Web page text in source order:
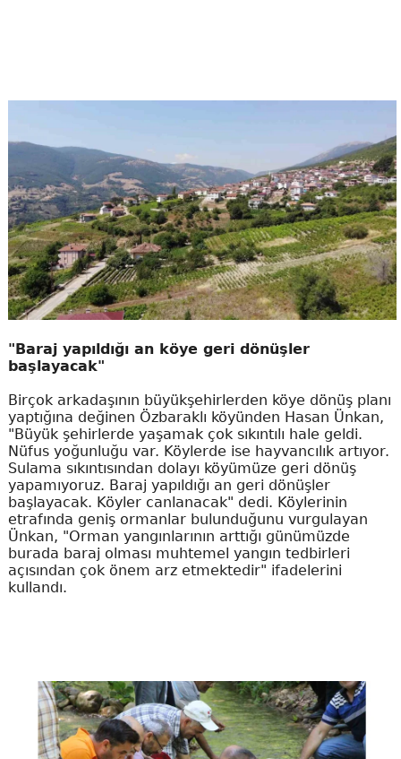
"Baraj yapıldığı an köye geri dönüşler
başlayacak"
Birçok arkadaşının büyükşehirlerden köye dönüş planı
yaptığına değinen Özbaraklı köyünden Hasan Ünkan,
"Büyük şehirlerde yaşamak çok sıkıntılı hale geldi.
Nüfus yoğunluğu var. Köylerde ise hayvancılık artıyor.
Sulama sıkıntısından dolayı köyümüze geri dönüş
yapamıyoruz. Baraj yapıldığı an geri dönüşler
başlayacak. Köyler canlanacak" dedi. Köylerinin
etrafında geniş ormanlar bulunduğunu vurgulayan
Ünkan, "Orman yangınlarının arttığı günümüzde
burada baraj olması muhtemel yangın tedbirleri
açısından çok önem arz etmektedir" ifadelerini
kullandı.